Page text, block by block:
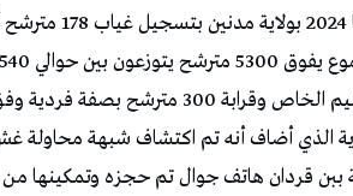
تميز اليوم الأول لاختبارات الدورة
المترشحين بصفة فردية ( 127 مترشح ) وذلك من مجموع يفوق
مترشحامن التعليم العمومي و450 مترشحامن التعليم الخاص وقرابة
الذي أضاف أنه تم اكتشاف شبهة محاولة
ببن قردان هاتف جوال تم حجزه وتمكينها